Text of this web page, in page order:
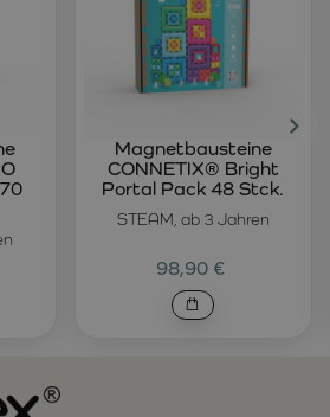
STEAM, ab 3 Jahren
Magnetbausteine
CONNETIX® Bright
Portal Pack 48 Stck.
98,90 €